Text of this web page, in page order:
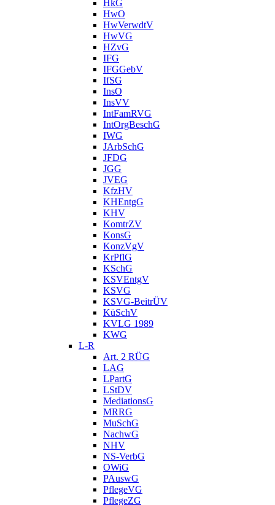
HkG
HwO
HwVerwdtV
HwVG
HZvG
IFG
IFGGebV
IfSG
InsO
InsVV
IntFamRVG
IntOrgBeschG
IWG
JArbSchG
JFDG
JGG
JVEG
KfzHV
KHEntgG
KHV
KomtrZV
KonsG
KonzVgV
KrPflG
KSchG
KSVEntgV
KSVG
KSVG-BeitrÜV
KüSchV
KVLG 1989
KWG
L-R
Art. 2 RÜG
LAG
LPartG
LStDV
MediationsG
MRRG
MuSchG
NachwG
NHV
NS-VerbG
OWiG
PAuswG
PflegeVG
PflegeZG